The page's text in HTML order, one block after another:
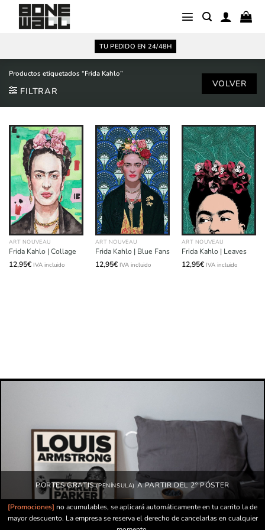
Saltar
contenido
TU PEDIDO EN 24/48H
Productos etiquetados “Frida Kahlo”
FILTRAR
ART NOUVEAU
Frida Kahlo | Collage
12,95€ IVA incluido
ART NOUVEAU
Frida Kahlo | Blue Fans
12,95€ IVA incluido
ART NOUVEAU
Frida Kahlo | Leaves
12,95€ IVA incluido
PORTES GRATIS(PENÍNSULA) A PARTIR DEL 2º PÓSTER
[Promociones] no acumulables, se aplicará automáticamente en tu carrito la de
mayor descuento. La empresa se reserva el derecho de cancelarlas en cualquier